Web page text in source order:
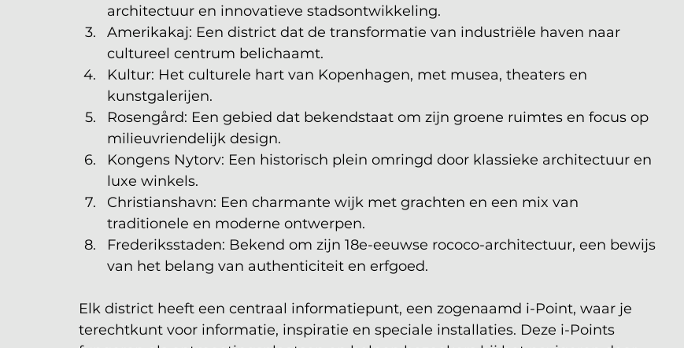
architectuur en innovatieve stadsontwikkeling.
Amerikakaj: Een district dat de transformatie van industriële haven naar
cultureel centrum belichaamt.
Kultur: Het culturele hart van Kopenhagen, met musea, theaters en
kunstgalerijen.
Rosengård: Een gebied dat bekendstaat om zijn groene ruimtes en focus op
milieuvriendelijk design.
Kongens Nytorv: Een historisch plein omringd door klassieke architectuur en
luxe winkels.
Christianshavn: Een charmante wijk met grachten en een mix van
traditionele en moderne ontwerpen.
Frederiksstaden: Bekend om zijn 18e-eeuwse rococo-architectuur, een bewijs
van het belang van authenticiteit en erfgoed.
Elk district heeft een centraal informatiepunt, een zogenaamd i-Point, waar je
terechtkunt voor informatie, inspiratie en speciale installaties. Deze i-Points